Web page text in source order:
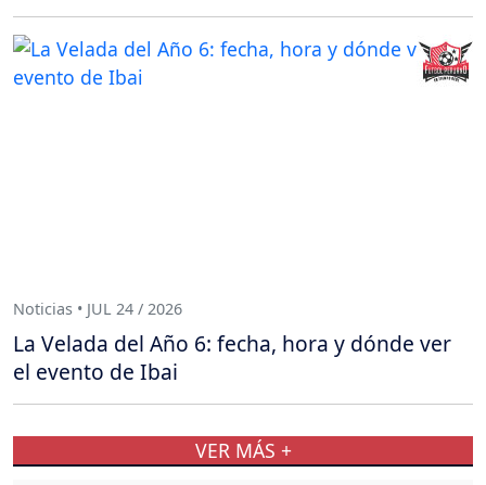
Noticias • JUL 24 / 2026
La Velada del Año 6: fecha, hora y dónde ver
el evento de Ibai
VER MÁS +